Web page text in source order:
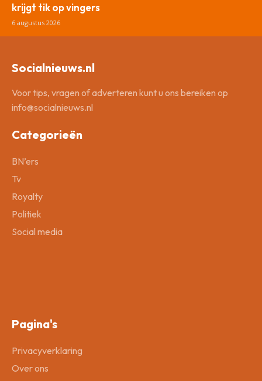
krijgt tik op vingers
6 augustus 2026
Socialnieuws.nl
Voor tips, vragen of adverteren kunt u ons bereiken op
info@socialnieuws.nl
Categorieën
BN’ers
Tv
Royalty
Politiek
Social media
Pagina's
Privacyverklaring
Over ons